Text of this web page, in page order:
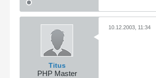
Titus
PHP Master
10.12.2003, 11:34